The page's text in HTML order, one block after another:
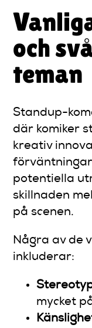
och
teman
Standup-
där komiker
kreativ
potentiella
skillnaden
på scenen.
Några av de
inkluderar:
mycket